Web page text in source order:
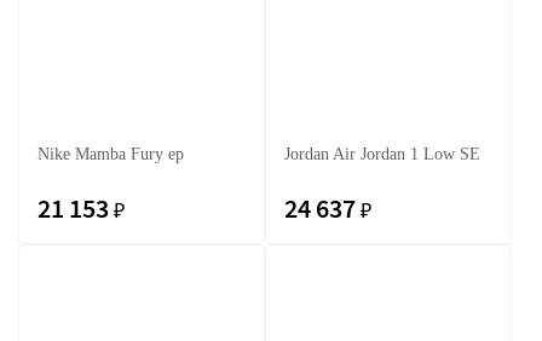
Nike Mamba Fury ep
21 153 ₽
Jordan Air Jordan 1 Low SE
24 637 ₽